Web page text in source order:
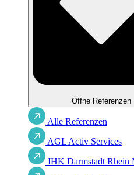
Öffne Referenzen
Alle Referenzen
AGL Activ Services
IHK Darmstadt Rhein